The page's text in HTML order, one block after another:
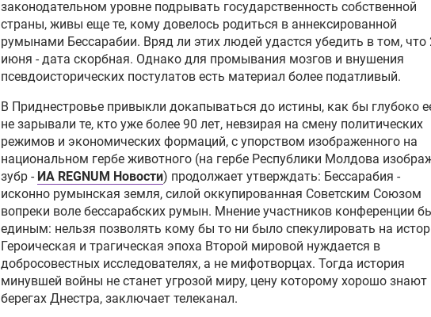
12:27
Лидер оппозиции в Молдавии
призвал провести референдум
по госязыку
Оппозиция Молдавии проведет
митинг против переименования
12:37
Как долго армия Приднестровья
продержится без поддержки
России
16:49
Опрос: более половины жителей
Молдавии против
присоединения к Румынии
законодательном уровне подрывать государственность собственной
страны, живы еще те, кому довелось родиться в аннексированной
румынами Бессарабии. Вряд ли этих людей удастся убедить в том, что
июня - дата скорбная. Однако для промывания мозгов и внушения
псевдоисторических постулатов есть материал более податливый.
В Приднестровье привыкли докапываться до истины, как бы глубоко
не зарывали те, кто уже более 90 лет, невзирая на смену политических
режимов и экономических формаций, с упорством изображенного на
национальном гербе животного (на гербе Республики Молдова
зубр - ИА REGNUM Новости) продолжает утверждать: Бессарабия -
исконно румынская земля, силой оккупированная Советским Союзом
вопреки воле бессарабских румын. Мнение участников конференции
единым: нельзя позволять кому бы то ни было спекулировать на
Героическая и трагическая эпоха Второй мировой нуждается в
добросовестных исследователях, а не мифотворцах. Тогда история
минувшей войны не станет угрозой миру, цену которому хорошо знают
берегах Днестра, заключает телеканал.